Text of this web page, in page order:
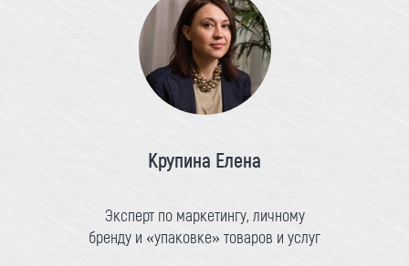
Крупина Елена
Эксперт по маркетингу, личному
бренду и «упаковке» товаров и услуг